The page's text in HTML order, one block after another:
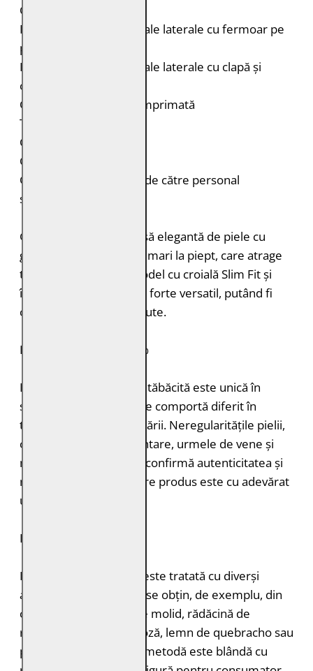
Cusături decorative
Două buzunare orizontale laterale cu fermoar pe
piept
Două buzunare orizontale laterale cu clapă și
capse ascunse pe piept
Căptușeală interioară imprimată
Tiv rotunjit
Capse la mâneci
Croială: Slim Fit
Curățare: Spălare doar de către personal
specializat
G2MBeith este o cămașă elegantă de piele cu
guler clasic și buzunare mari la piept, care atrage
toate privirile. Acest model cu croială Slim Fit și
închidere cu capse este forte versatil, putând fi
combinat cu diferite ținute.
PIELE NATURALĂ: 100%
Fiecare bucată de piele tăbăcită este unică în
structură, grosimea și se comportă diferit în
timpul vopsirii și procesării. Neregularitățile pielii,
cum ar fi petele pigmentare, urmele de vene și
mușcăturile de insecte confirmă autenticitatea și
naturalețea pielii. Fiecare produs este cu adevărat
unic.
DURABILITATE
Pielea tăbăcită vegetal este tratată cu diverși
agenți de tăbăcire care se obțin, de exemplu, din
coajă de stejar, coajă de molid, rădăcină de
rubarbă, coajă de mimoză, lemn de quebracho sau
păstăi de tara. Această metodă este blândă cu